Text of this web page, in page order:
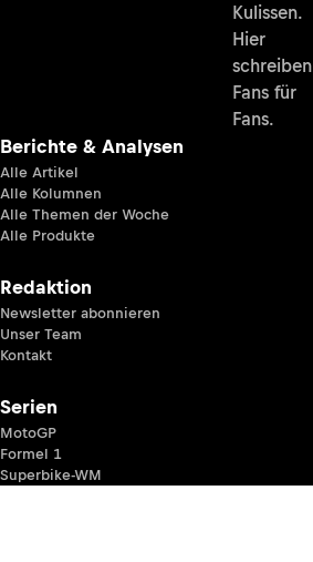
Kulissen.
Hier
schreiben
Fans für
Fans.
Berichte & Analysen
Alle Artikel
Alle Kolumnen
Alle Themen der Woche
Alle Produkte
Redaktion
Newsletter abonnieren
Unser Team
Kontakt
Serien
MotoGP
Formel 1
Superbike-WM